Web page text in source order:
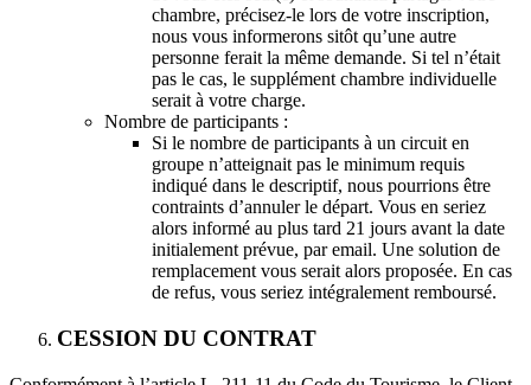
chambre, précisez-le lors de votre inscription,
nous vous informerons sitôt qu’une autre
personne ferait la même demande. Si tel n’était
pas le cas, le supplément chambre individuelle
serait à votre charge.
Nombre de participants :
Si le nombre de participants à un circuit en
groupe n’atteignait pas le minimum requis
indiqué dans le descriptif, nous pourrions être
contraints d’annuler le départ. Vous en seriez
alors informé au plus tard 21 jours avant la date
initialement prévue, par email. Une solution de
remplacement vous serait alors proposée. En cas
de refus, vous seriez intégralement remboursé.
CESSION DU CONTRAT